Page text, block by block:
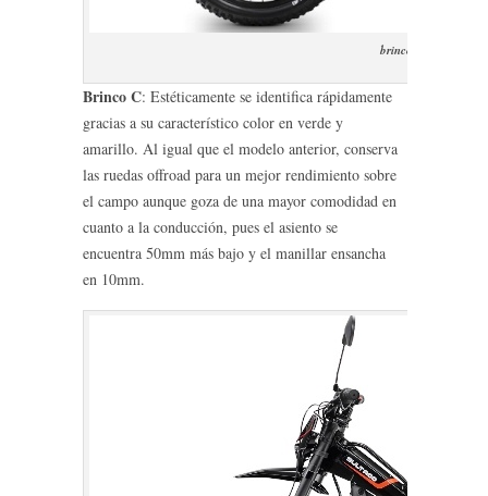
brinco-c-2016
Brinco C: Estéticamente se identifica rápidamente
gracias a su característico color en verde y
amarillo. Al igual que el modelo anterior, conserva
las ruedas offroad para un mejor rendimiento sobre
el campo aunque goza de una mayor comodidad en
cuanto a la conducción, pues el asiento se
encuentra 50mm más bajo y el manillar ensancha
en 10mm.